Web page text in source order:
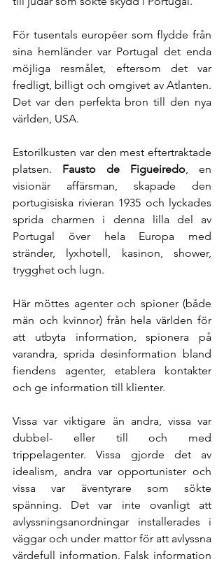
För tusentals européer som flydde från
sina hemländer var Portugal det enda
möjliga resmålet, eftersom det var
fredligt, billigt och omgivet av Atlanten.
Det var den perfekta bron till den nya
världen, USA.
Estorilkusten var den mest eftertraktade
platsen. Fausto de Figueiredo, en
visionär affärsman, skapade den
portugisiska rivieran 1935 och lyckades
sprida charmen i denna lilla del av
Portugal över hela Europa med
stränder, lyxhotell, kasinon, shower,
trygghet och lugn.
Här möttes agenter och spioner (både
män och kvinnor) från hela världen för
att utbyta information, spionera på
varandra, sprida desinformation bland
fiendens agenter, etablera kontakter
och ge information till klienter.
Vissa var viktigare än andra, vissa var
dubbel- eller till och med
trippelagenter. Vissa gjorde det av
idealism, andra var opportunister och
vissa var äventyrare som sökte
spänning. Det var inte ovanligt att
avlyssningsanordningar installerades i
väggar och under mattor för att avlyssna
värdefull information. Falsk information